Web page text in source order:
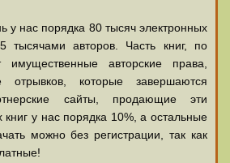
у нас порядка 80 тысяч электронных
тысячами авторов. Часть книг, по
имущественные авторские права,
которые завершаются
сайты, продающие эти
книг у нас порядка 10%, а остальные
можно без регистрации, так как